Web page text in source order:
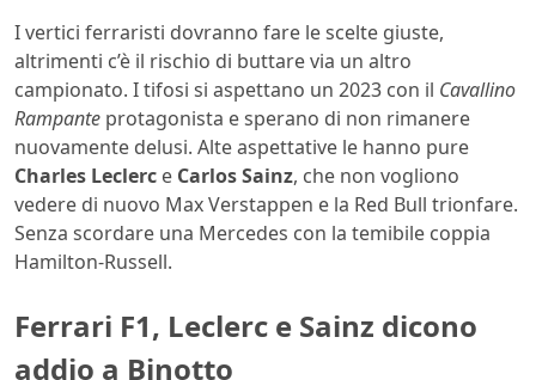
I vertici ferraristi dovranno fare le scelte giuste,
altrimenti c’è il rischio di buttare via un altro
campionato. I tifosi si aspettano un 2023 con il Cavallino
Rampante protagonista e sperano di non rimanere
nuovamente delusi. Alte aspettative le hanno pure
Charles Leclerc e Carlos Sainz, che non vogliono
vedere di nuovo Max Verstappen e la Red Bull trionfare.
Senza scordare una Mercedes con la temibile coppia
Hamilton-Russell.
Ferrari F1, Leclerc e Sainz dicono
addio a Binotto